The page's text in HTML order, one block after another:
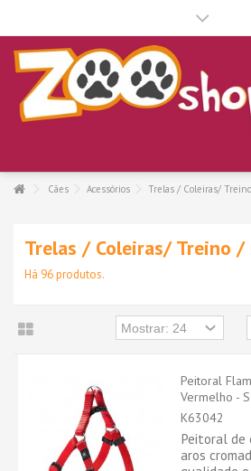
Cães Acessórios Trelas / Coleiras/
Trelas / Coleiras/ Treino /
Há 96 produtos.
Peitoral
Vermelho -
K63042
Peitoral de
aros